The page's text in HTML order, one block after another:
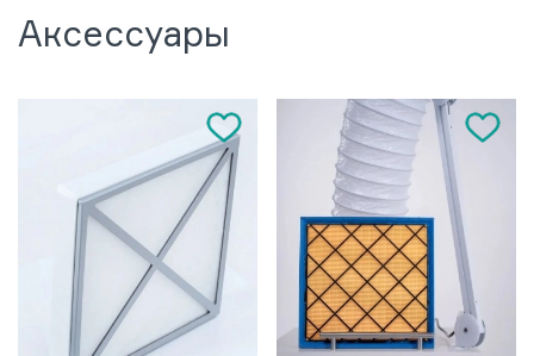
Аксессуары